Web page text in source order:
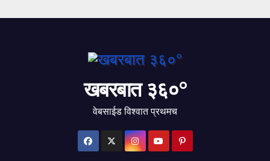
खबरबात ३६०°
वेबसाईड विश्वात प्रथमच